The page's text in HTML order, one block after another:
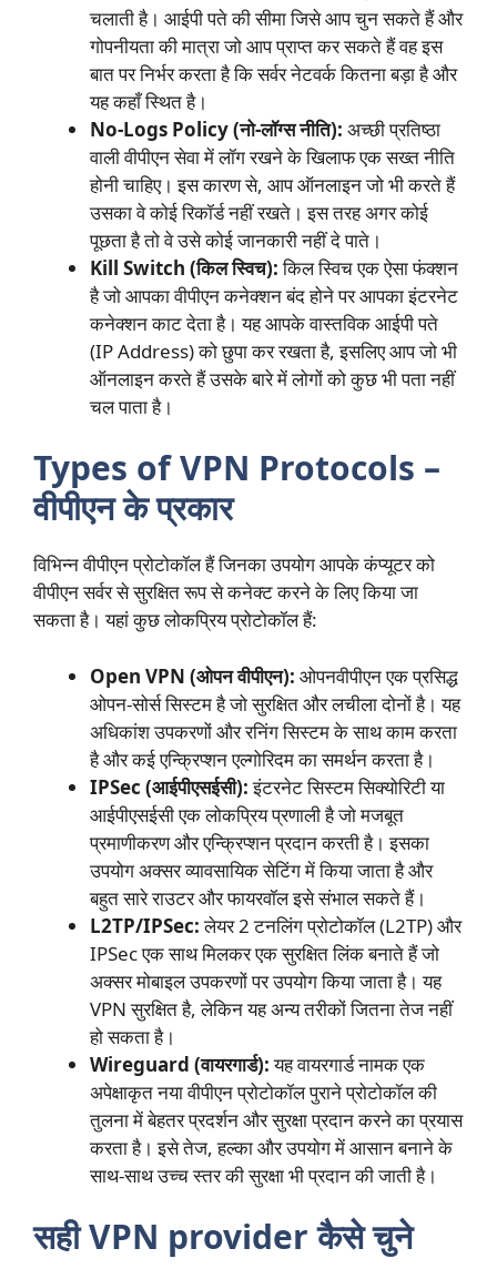
चलाती है। आईपी पते की सीमा जिसे आप चुन सकते हैं और
गोपनीयता की मात्रा जो आप प्राप्त कर सकते हैं वह इस
बात पर निर्भर करता है कि सर्वर नेटवर्क कितना बड़ा है और
यह कहाँ स्थित है।
No-Logs Policy (नो-लॉग्स नीति): अच्छी प्रतिष्ठा
वाली वीपीएन सेवा में लॉग रखने के खिलाफ एक सख्त नीति
होनी चाहिए। इस कारण से, आप ऑनलाइन जो भी करते हैं
उसका वे कोई रिकॉर्ड नहीं रखते। इस तरह अगर कोई
पूछता है तो वे उसे कोई जानकारी नहीं दे पाते।
Kill Switch (किल स्विच):किल स्विच एक ऐसा फंक्शन
है जो आपका वीपीएन कनेक्शन बंद होने पर आपका इंटरनेट
कनेक्शन काट देता है। यह आपके वास्तविक आईपी पते
(IP Address) को छुपा कर रखता है, इसलिए आप जो भी
ऑनलाइन करते हैं उसके बारे में लोगों को कुछ भी पता नहीं
चल पाता है।
Types of VPN Protocols –
वीपीएन के प्रकार
विभिन्न वीपीएन प्रोटोकॉल हैं जिनका उपयोग आपके कंप्यूटर को
वीपीएन सर्वर से सुरक्षित रूप से कनेक्ट करने के लिए किया जा
सकता है। यहां कुछ लोकप्रिय प्रोटोकॉल हैं:
Open VPN (ओपन वीपीएन): ओपनवीपीएन एक प्रसिद्ध
ओपन-सोर्स सिस्टम है जो सुरक्षित और लचीला दोनों है। यह
अधिकांश उपकरणों और रनिंग सिस्टम के साथ काम करता
है और कई एन्क्रिप्शन एल्गोरिदम का समर्थन करता है।
IPSec (आईपीएसईसी):इंटरनेट सिस्टम सिक्योरिटी या
आईपीएसईसी एक लोकप्रिय प्रणाली है जो मजबूत
प्रमाणीकरण और एन्क्रिप्शन प्रदान करती है। इसका
उपयोग अक्सर व्यावसायिक सेटिंग में किया जाता है और
बहुत सारे राउटर और फायरवॉल इसे संभाल सकते हैं।
L2TP/IPSec:लेयर 2 टनलिंग प्रोटोकॉल (L2TP) और
IPSec एक साथ मिलकर एक सुरक्षित लिंक बनाते हैं जो
अक्सर मोबाइल उपकरणों पर उपयोग किया जाता है। यह
VPN सुरक्षित है, लेकिन यह अन्य तरीकों जितना तेज नहीं
हो सकता है।
Wireguard (वायरगार्ड):यह वायरगार्ड नामक एक
अपेक्षाकृत नया वीपीएन प्रोटोकॉल पुराने प्रोटोकॉल की
तुलना में बेहतर प्रदर्शन और सुरक्षा प्रदान करने का प्रयास
करता है। इसे तेज, हल्का और उपयोग में आसान बनाने के
साथ-साथ उच्च स्तर की सुरक्षा भी प्रदान की जाती है।
सही VPN provider कैसे चुने